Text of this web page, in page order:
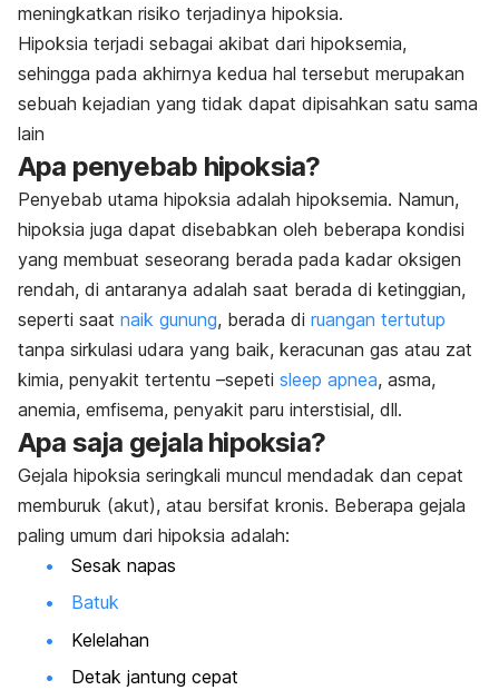
meningkatkan risiko terjadinya hipoksia.
Hipoksia terjadi sebagai akibat dari hipoksemia,
sehingga pada akhirnya kedua hal tersebut merupakan
sebuah kejadian yang tidak dapat dipisahkan satu sama
lain
Apa penyebab hipoksia?
Penyebab utama hipoksia adalah hipoksemia. Namun,
hipoksia juga dapat disebabkan oleh beberapa kondisi
yang membuat seseorang berada pada kadar oksigen
rendah, di antaranya adalah saat berada di ketinggian,
seperti saat naik gunung, berada di ruangan tertutup
tanpa sirkulasi udara yang baik, keracunan gas atau zat
kimia, penyakit tertentu –sepeti sleep apnea, asma,
anemia, emfisema, penyakit paru interstisial, dll.
Apa saja gejala hipoksia?
Gejala hipoksia seringkali muncul mendadak dan cepat
memburuk (akut), atau bersifat kronis. Beberapa gejala
paling umum dari hipoksia adalah:
Sesak napas
Batuk
Kelelahan
Detak jantung cepat